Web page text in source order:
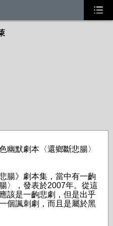
幽默劇本〈還鄉斷悲腸〉
腸》劇本集，當中有一齣
〉，發表於2007年。從這
該是一齣悲劇，但是出乎
個諷刺劇，而且是屬於黑